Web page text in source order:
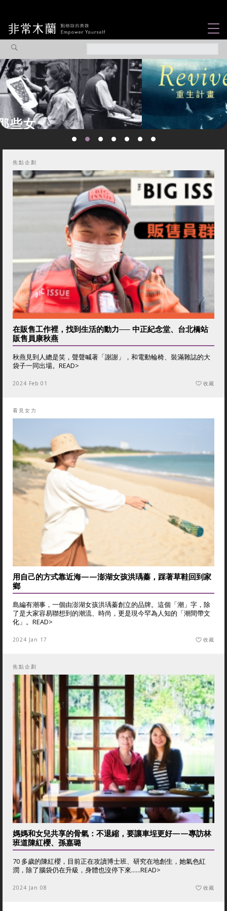
觀點專欄
焦點企劃
社會企業
認識我們
焦點企劃
在販售工作裡，找到生活的動力── 中正紀念堂、台北橋站
販售員康秋燕
秋燕見到人總是笑，聲聲喊著「謝謝」，和電動輪椅、裝滿雜誌的大
袋子一同出場。 READ>
2024 Feb 01 收藏
看見女力
用自己的方式靠近海——澎湖女孩洪瑀蓁，踩著草鞋回到家
鄉
島編有潮事，一個由澎湖女孩洪瑀蓁創立的品牌。這個「潮」字，除
了是大家容易聯想到的潮流、時尚，更是現今罕為人知的「潮間帶文
化」。 READ>
2024 Jan 17 收藏
焦點企劃
媽媽和女兒共享的骨氣：不退縮，要讓車埕更好——專訪林
班道陳紅櫻、孫嘉璐
70 多歲的陳紅櫻，目前正在攻讀博士班、研究在地創生，她氣色紅
潤，除了腦袋仍在升級，身體也沒停下來......READ>
2024 Jan 08 收藏